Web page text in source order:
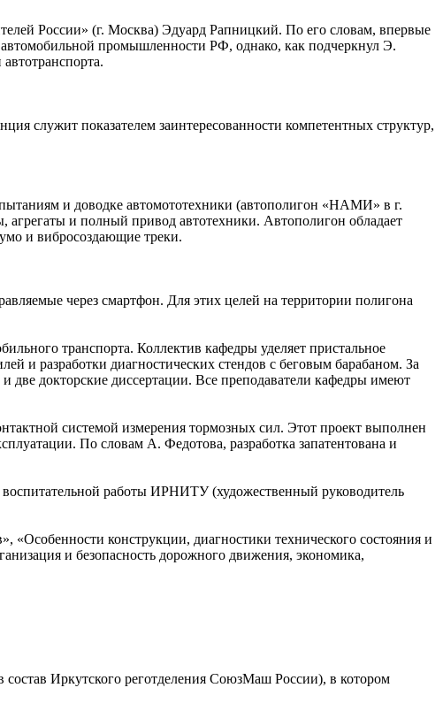
России» (г. Москва) Эдуард Рапницкий. По его словам, впервые
промышленности РФ, однако, как подчеркнул Э.
служит показателем заинтересованности компетентных структур,
и доводке автомототехники (автополигон «НАМИ» в г.
и полный привод автотехники. Автополигон обладает
и вибросоздающие треки.
через смартфон. Для этих целей на территории полигона
транспорта. Коллектив кафедры уделяет пристальное
и разработки диагностических стендов с беговым барабаном. За
докторские диссертации. Все преподаватели кафедры имеют
системой измерения тормозных сил. Этот проект выполнен
По словам А. Федотова, разработка запатентована и
работы ИРНИТУ (художественный руководитель
«Особенности конструкции, диагностики технического состояния и
и безопасность дорожного движения, экономика,
Иркутского реготделения СоюзМаш России), в котором